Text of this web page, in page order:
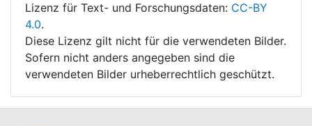
Lizenz für Text- und Forschungsdaten: CC-BY
4.0.
Diese Lizenz gilt nicht für die verwendeten Bilder.
Sofern nicht anders angegeben sind die
verwendeten Bilder urheberrechtlich geschützt.